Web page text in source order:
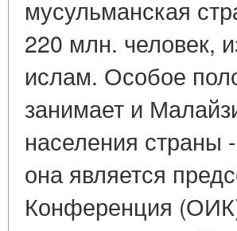
мусульманская
220 млн. человек,
ислам. Особое
занимает и
населения страны
она является
Конференция